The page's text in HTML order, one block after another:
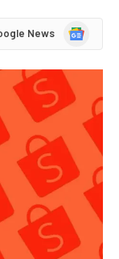
News
Google